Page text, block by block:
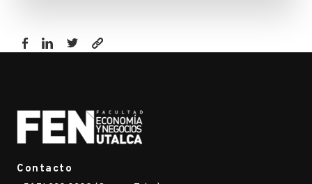
meat-
in-
supermarkets-
in-
Contacto